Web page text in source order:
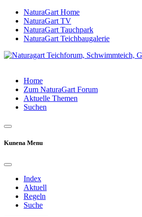
NaturaGart Home
NaturaGart TV
NaturaGart Tauchpark
NaturaGart Teichbaugalerie
Home
Zum NaturaGart Forum
Aktuelle Themen
Suchen
Kunena Menu
Index
Aktuell
Regeln
Suche